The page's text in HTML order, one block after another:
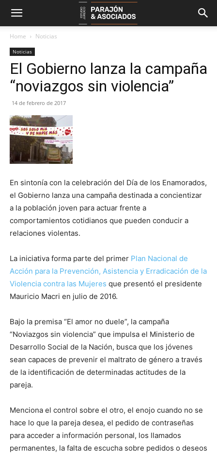
Home Noticias
Noticias
El Gobierno lanza la campaña
“noviazgos sin violencia”
14 de febrero de 2017
En sintonía con la celebración del Día de los Enamorados,
el Gobierno lanza una campaña destinada a concientizar
a la población joven para actuar frente a
comportamientos cotidianos que pueden conducir a
relaciones violentas.
La iniciativa forma parte del primer Plan Nacional de
Acción para la Prevención, Asistencia y Erradicación de la
Violencia contra las Mujeres que presentó el presidente
Mauricio Macri en julio de 2016.
Bajo la premisa “El amor no duele”, la campaña
“Noviazgos sin violencia” que impulsa el Ministerio de
Desarrollo Social de la Nación, busca que los jóvenes
sean capaces de prevenir el maltrato de género a través
de la identificación de determinadas actitudes de la
pareja.
Menciona el control sobre el otro, el enojo cuando no se
hace lo que la pareja desea, el pedido de contraseñas
para acceder a información personal, los llamados
permanentes, la falta de escucha sobre pedidos o deseos